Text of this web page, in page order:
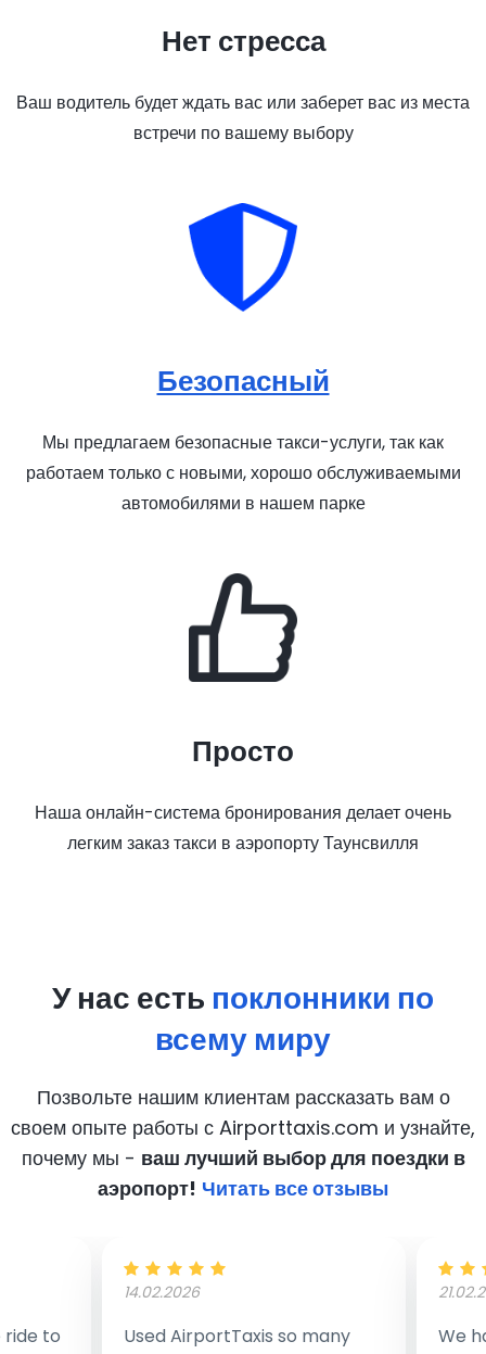
Нет стресса
Ваш водитель будет ждать вас или заберет вас из места
встречи по вашему выбору
Безопасный
Мы предлагаем безопасные такси-услуги, так как
работаем только с новыми, хорошо обслуживаемыми
автомобилями в нашем парке
Просто
Наша онлайн-система бронирования делает очень
легким заказ такси в аэропорту Таунсвилля
У нас есть поклонники по
всему миру
Позвольте нашим клиентам рассказать вам о
своем опыте работы с Airporttaxis.com и узнайте,
почему мы - ваш лучший выбор для поездки в
аэропорт! Читать все отзывы
to
14.02.2026
Used AirportTaxis so many
We